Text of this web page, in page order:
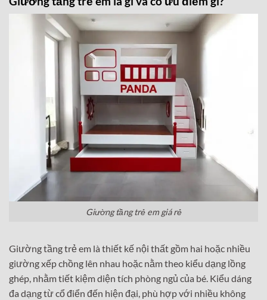
Giường tầng trẻ em giá rẻ
Giường tầng trẻ em là thiết kế nội thất gồm hai hoặc nhiều
giường xếp chồng lên nhau hoặc nằm theo kiểu dạng lồng
ghép, nhằm tiết kiệm diện tích phòng ngủ của bé. Kiểu dáng
đa dạng từ cổ điển đến hiện đại, phù hợp với nhiều không